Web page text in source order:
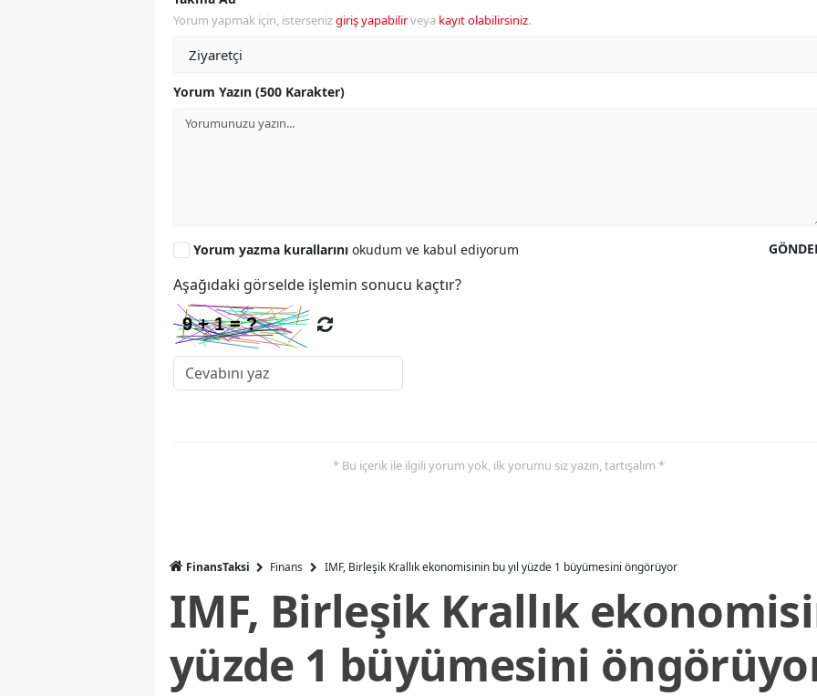
Yorum yapmak için, istersenizgiriş yapabilirveya kayıt olabilirsiniz.
Yorum Yazın (500 Karakter)
Yorum yazma kurallarını okudum ve kabul ediyorum
Aşağıdaki görselde işlemin sonucu kaçtır?
* Bu içerik ile ilgili yorum yok, ilk yorumu siz yazın, tartışalım *
FinansTaksi Finans IMF, Birleşik Krallık ekonomisinin bu yıl yüzde 1 büyümesini öngörüyor
IMF, Birleşik Krallık
yüzde 1 büyümesini